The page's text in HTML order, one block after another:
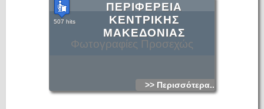
Φωτογραφίες Προσεχώς
ΠΕΡΙΦΕΡΕΙΑ
ΚΕΝΤΡΙΚΗΣ
ΜΑΚΕΔΟΝΙΑΣ
507 hits
>> Περισσότερα...